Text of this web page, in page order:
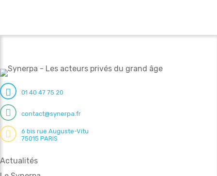
01 40 47 75 20
contact@synerpa.fr
6 bis rue Auguste-Vitu
75015 PARIS
Actualités